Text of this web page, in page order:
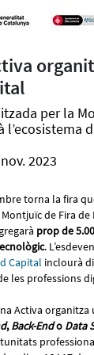
per la
l’ecosistema
2023
torna la fira
de Fira de
prop de
.
Capital inclourà
les professions
Activa organitza
,Back-Endo Data